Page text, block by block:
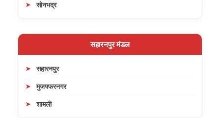
सोनभद्र
सहारनपुर मंडल
सहारनपुर
मुजफ्फरनगर
शामली